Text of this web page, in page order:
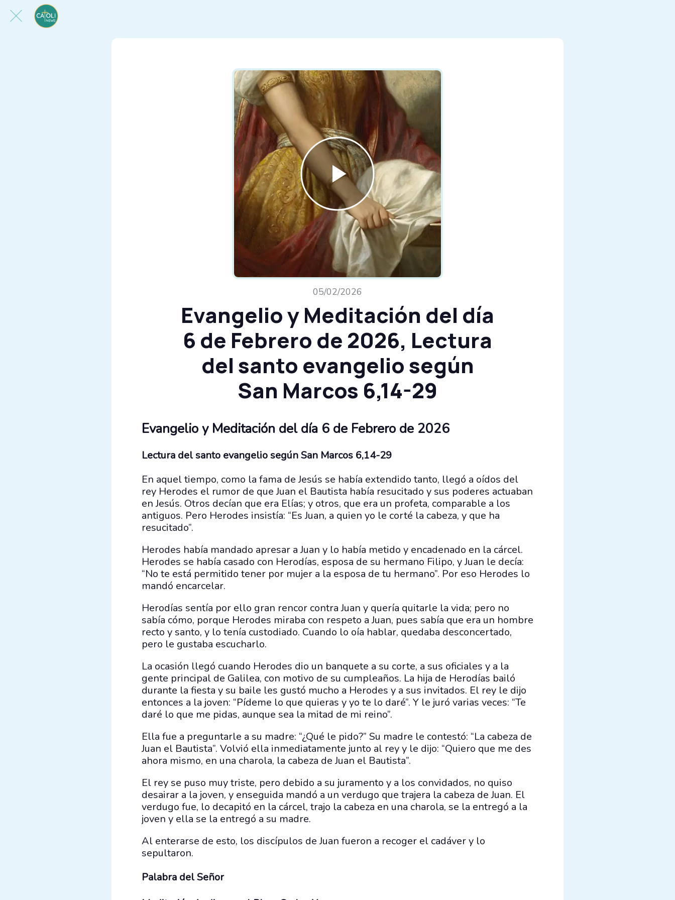
05/02/2026
Evangelio y Meditación del día
6 de Febrero de 2026, Lectura
del santo evangelio según
San Marcos 6,14-29
Evangelio y Meditación del día​ 6 de Febrero de 2026
Lectura del santo evangelio según San Marcos 6,14-29
En aquel tiempo, como la fama de Jesús se había extendido tanto, llegó a oídos del
rey Herodes el rumor de que Juan el Bautista había resucitado y sus poderes actuaban
en Jesús. Otros decían que era Elías; y otros, que era un profeta, comparable a los
antiguos. Pero Herodes insistía: “Es Juan, a quien yo le corté la cabeza, y que ha
resucitado”.
Herodes había mandado apresar a Juan y lo había metido y encadenado en la cárcel.
Herodes se había casado con Herodías, esposa de su hermano Filipo, y Juan le decía:
“No te está permitido tener por mujer a la esposa de tu hermano”. Por eso Herodes lo
mandó encarcelar.
Herodías sentía por ello gran rencor contra Juan y quería quitarle la vida; pero no
sabía cómo, porque Herodes miraba con respeto a Juan, pues sabía que era un hombre
recto y santo, y lo tenía custodiado. Cuando lo oía hablar, quedaba desconcertado,
pero le gustaba escucharlo.
La ocasión llegó cuando Herodes dio un banquete a su corte, a sus oficiales y a la
gente principal de Galilea, con motivo de su cumpleaños. La hija de Herodías bailó
durante la fiesta y su baile les gustó mucho a Herodes y a sus invitados. El rey le dijo
entonces a la joven: “Pídeme lo que quieras y yo te lo daré”. Y le juró varias veces: “Te
daré lo que me pidas, aunque sea la mitad de mi reino”.
Ella fue a preguntarle a su madre: “¿Qué le pido?” Su madre le contestó: “La cabeza de
Juan el Bautista”. Volvió ella inmediatamente junto al rey y le dijo: “Quiero que me des
ahora mismo, en una charola, la cabeza de Juan el Bautista”.
El rey se puso muy triste, pero debido a su juramento y a los convidados, no quiso
desairar a la joven, y enseguida mandó a un verdugo que trajera la cabeza de Juan. El
verdugo fue, lo decapitó en la cárcel, trajo la cabeza en una charola, se la entregó a la
joven y ella se la entregó a su madre.
Al enterarse de esto, los discípulos de Juan fueron a recoger el cadáver y lo
sepultaron.
Palabra del Señor